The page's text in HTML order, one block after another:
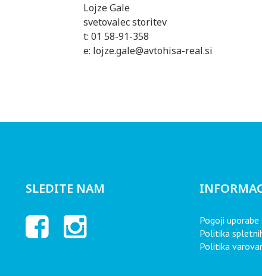
Lojze Gale
svetovalec storitev
t: 01 58-91-358
e: lojze.gale@avtohisa-real.si
SLEDITE NAM
Pogoji
Politika
Politika